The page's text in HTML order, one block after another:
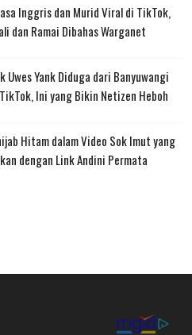
Inggris dan Murid Viral di TikTok,
dan Ramai Dibahas Warganet
Uwes Yank Diduga dari Banyuwangi
Ini yang Bikin Netizen Heboh
Hitam dalam Video Sok Imut yang
dengan Link Andini Permata